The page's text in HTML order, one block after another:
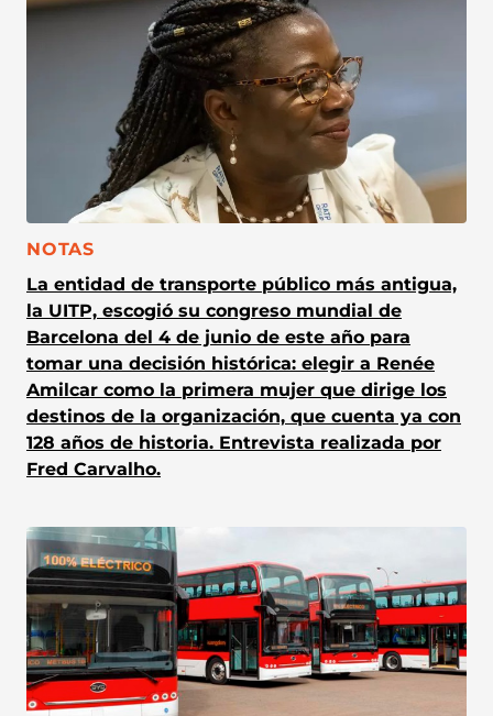
CATEGORÍA:
NOTAS
La entidad de transporte público más antigua,
la UITP, escogió su congreso mundial de
Barcelona del 4 de junio de este año para
tomar una decisión histórica: elegir a Renée
Amilcar como la primera mujer que dirige los
destinos de la organización, que cuenta ya con
128 años de historia. Entrevista realizada por
Fred Carvalho.